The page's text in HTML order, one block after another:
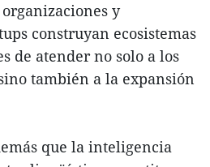
y
construyan ecosistemas
de atender no solo a los
también a la expansión
que la inteligencia